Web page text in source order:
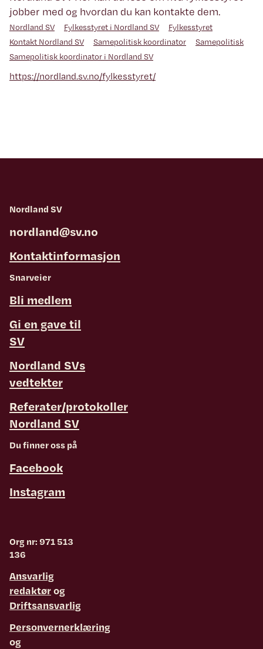
jobber med og hvordan du kan kontakte dem.
Nordland SV Fylkesstyret i Nordland SV
Fylkesstyret
Kontakt Nordland SV
Samepolitisk koordinator
Samepolitisk
Samepolitisk koordinator i Nordland SV
https://nordland.sv.no/fylkesstyret/
Nordland SV
nordland@sv.no
Kontaktinformasjon
Snarveier
Bli medlem
Gi en gave til
SV
Nordland SVs
vedtekter
Referater/protokoller
Nordland SV
Du finner oss på
Facebook
Instagram
Org nr: 971 513
136
Ansvarlig
redaktørog
Driftsansvarlig
Personvernerklæring
og